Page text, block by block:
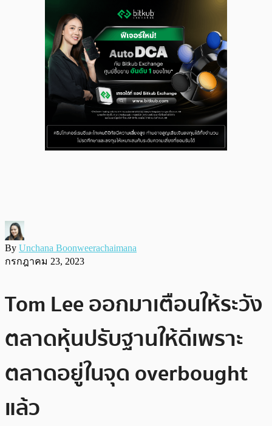
By Unchana Boonweerachaimana
กรกฎาคม 23, 2023
Tom Lee ออกมาเตือนให้ระวัง
ตลาดหุ้นปรับฐานให้ดีเพราะ
ตลาดอยู่ในจุด overbought
แล้ว